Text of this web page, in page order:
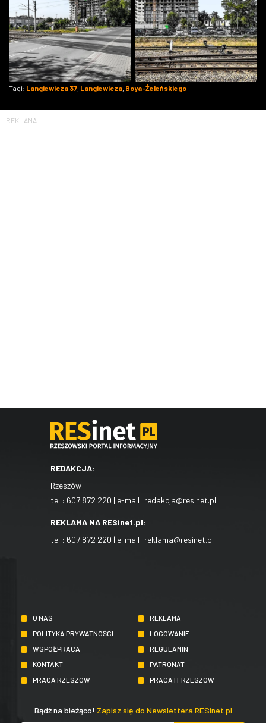
Tagi: Langiewicza 37, Langiewicza, Boya-Żeleńskiego
REKLAMA
REDAKCJA:
Rzeszów
tel.: 607 872 220 | e-mail: redakcja@resinet.pl
REKLAMA NA RESinet.pl:
tel.: 607 872 220 | e-mail: reklama@resinet.pl
O NAS
REKLAMA
POLITYKA PRYWATNOŚCI
LOGOWANIE
WSPÓŁPRACA
REGULAMIN
KONTAKT
PATRONAT
PRACA RZESZÓW
PRACA IT RZESZÓW
Bądź na bieżąco! Zapisz się do Newslettera RESinet.pl